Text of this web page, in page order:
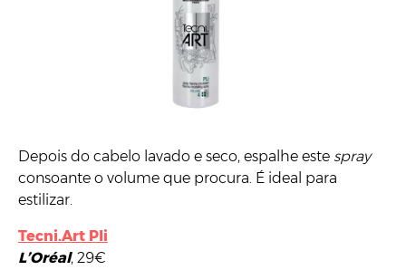
Depois do cabelo lavado e seco, espalhe este spray
consoante o volume que procura. É ideal para
estilizar.
Tecni.Art Pli
L’Oréal, 29€